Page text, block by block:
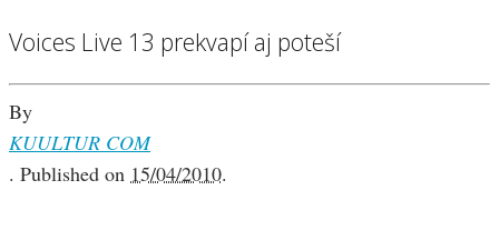
Voices Live 13 prekvapí aj poteší
By
KUULTUR COM
. Published on 15/04/2010.